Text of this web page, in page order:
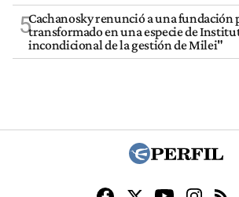
5Cachanosky renunció a una fundación
transformado en una especie de
incondicional de la gestión de Milei"